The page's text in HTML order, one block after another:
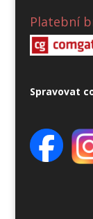
Platební
Spravovat